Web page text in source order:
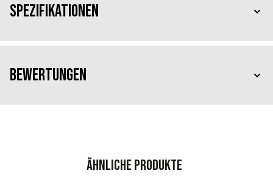
Spezifikationen
Bewertungen
Ähnliche Produkte